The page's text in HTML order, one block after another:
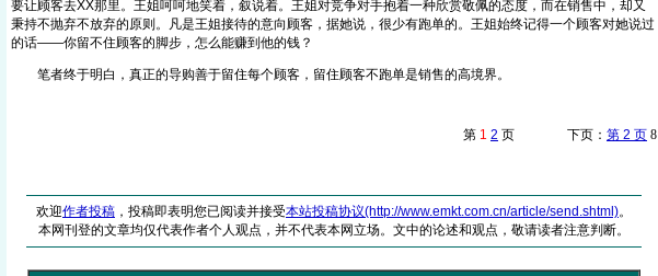
要让顾客去XX那里。王姐呵呵地笑着，叙说着。王姐对竞争对手抱着一种欣赏敬佩的态度，而在销售中，却又
秉持不抛弃不放弃的原则。凡是王姐接待的意向顾客，据她说，很少有跑单的。王姐始终记得一个顾客对她说过
的话——你留不住顾客的脚步，怎么能赚到他的钱？
笔者终于明白，真正的导购善于留住每个顾客，留住顾客不跑单是销售的高境界。
第 1 2 页 下页： 第 2 页 8
欢迎作者投稿 ，投稿即表明您已阅读并接受本站投稿协议(http://www.emkt.com.cn/article/send.shtml)。
本网刊登的文章均仅代表作者个人观点，并不代表本网立场。文中的论述和观点，敬请读者注意判断。